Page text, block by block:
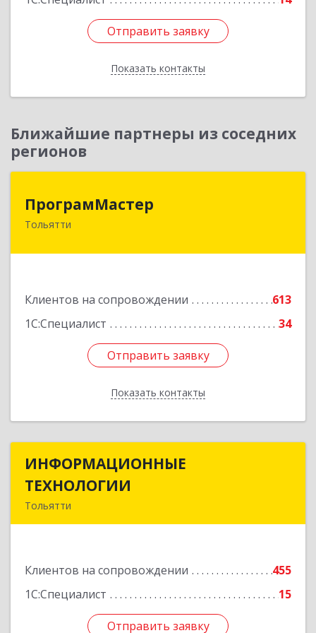
Отправить заявку
Показать контакты
Отправить заявку
Назад
Ближайшие партнеры из соседних
регионов
ПрограмМастер
Тольятти
Клиентов на сопровождении
613
1С:Специалист
34
Отправить заявку
Показать контакты
Отправить заявку
Назад
ИНФОРМАЦИОННЫЕ
ТЕХНОЛОГИИ
Тольятти
Клиентов на сопровождении
455
1С:Специалист
15
Отправить заявку
ИНФОРМАЦИОННЫЕ
Подробнее
Отправить заявку